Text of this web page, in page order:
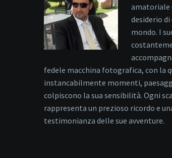
amatoriale
desiderio
mondo. I
fedele macchina fotografica, con la
instancabilmente momenti,
colpiscono la sua sensibilità. Ogni
rappresenta un prezioso ricordo e
testimonianza delle sue avventure.